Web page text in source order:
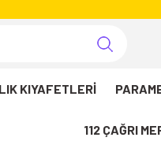
KIYAFETLERİ
112 ÇAĞRI